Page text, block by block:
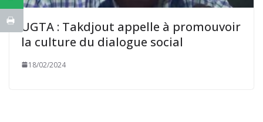
UGTA : Takdjout appelle à promouvoir
la culture du dialogue social
18/02/2024